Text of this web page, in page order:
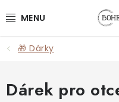
na
ŽENY
MUŽI
🎁 Dárky
Dárek pro